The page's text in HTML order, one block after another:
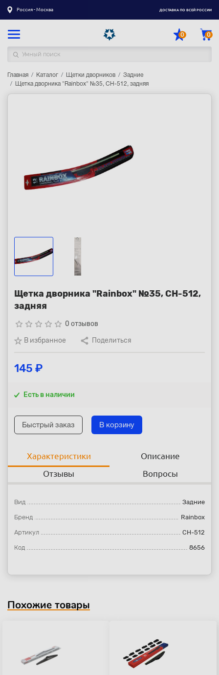
Россия - Москва ДОСТАВКА ПО ВСЕЙ РОССИИ
0 0
Каталог товаров
Контакты
+7 (800) 250-15-01
Главная Каталог Щетки дворников
Задние
Щетка дворника "Rainbox" №35, CH-512, задняя
Щетка дворника "Rainbox" №35, CH-512,
задняя
star_border star_border star_border star_border star_border 0 отзывов
В избранное
Поделиться
145 ₽
Есть в наличии
Быстрый заказ В корзину
Характеристики
Описание
Отзывы
Вопросы
Вид Задние
Бренд Rainbox
Артикул CH-512
Код 8656
Похожие товары